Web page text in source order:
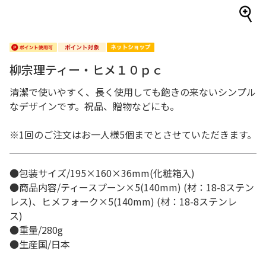
柳宗理ティー・ヒメ１０ｐｃ
清潔で使いやすく、長く使用しても飽きの来ないシンプル
なデザインです。祝品、贈物などにも。
※1回のご注文はお一人様5個までとさせていただきます。
●包装サイズ/195×160×36mm(化粧箱入)
●商品内容/ティースプーン×5(140mm) (材：18-8ステン
レス)、ヒメフォーク×5(140mm) (材：18-8ステンレ
ス)
●重量/280g
●生産国/日本